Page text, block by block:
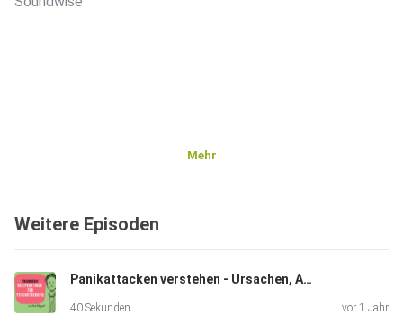
Mehr
Weitere Episoden
Panikattacken verstehen - Ursachen, Auslöser und individuelle Therapie
40 Sekunden vor 1 Jahr